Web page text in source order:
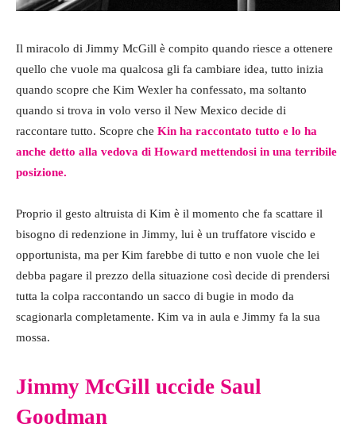
Il miracolo di Jimmy McGill è compito quando riesce a ottenere
quello che vuole ma qualcosa gli fa cambiare idea, tutto inizia
quando scopre che Kim Wexler ha confessato, ma soltanto
quando si trova in volo verso il New Mexico decide di
raccontare tutto. Scopre che Kin ha raccontato tutto e lo ha
anche detto alla vedova di Howard mettendosi in una terribile
posizione.
Proprio il gesto altruista di Kim è il momento che fa scattare il
bisogno di redenzione in Jimmy, lui è un truffatore viscido e
opportunista, ma per Kim farebbe di tutto e non vuole che lei
debba pagare il prezzo della situazione così decide di prendersi
tutta la colpa raccontando un sacco di bugie in modo da
scagionarla completamente. Kim va in aula e Jimmy fa la sua
mossa.
Jimmy McGill uccide Saul
Goodman